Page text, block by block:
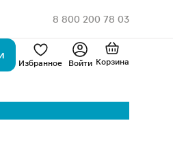
8 800 200 78 03
Избранное Войти Корзина